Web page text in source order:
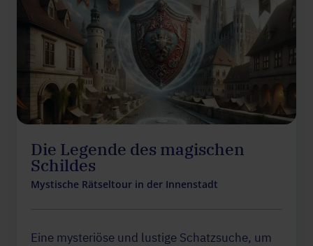
Die Legende des magischen
Schildes
Mystische Rätseltour in der Innenstadt
Eine mysteriöse und lustige Schatzsuche, um